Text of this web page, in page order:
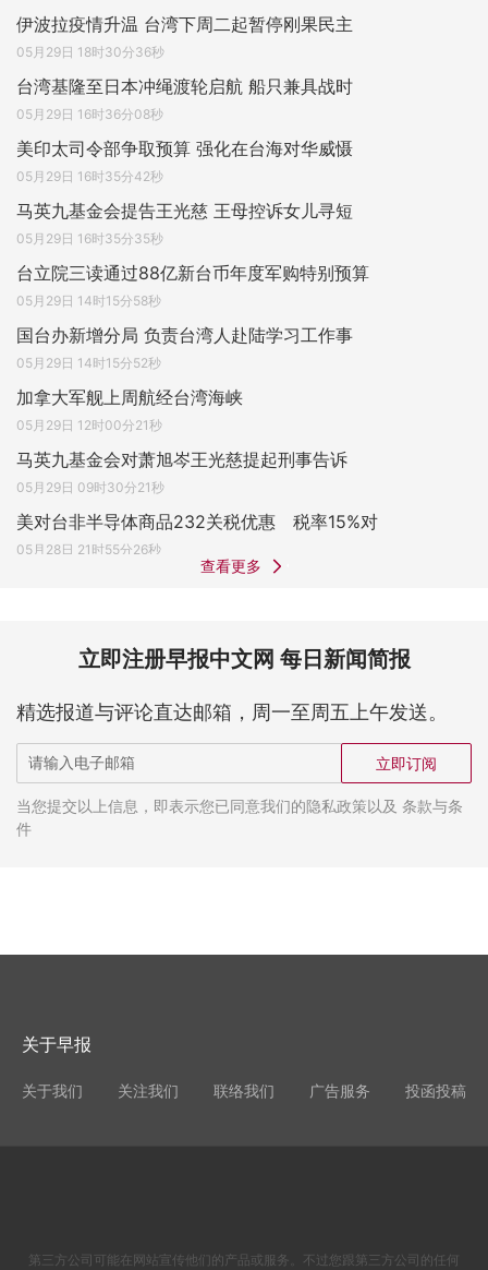
伊波拉疫情升温 台湾下周二起暂停刚果民主
05月29日 18时30分36秒
台湾基隆至日本冲绳渡轮启航 船只兼具战时
05月29日 16时36分08秒
美印太司令部争取预算 强化在台海对华威慑
05月29日 16时35分42秒
马英九基金会提告王光慈 王母控诉女儿寻短
05月29日 16时35分35秒
台立院三读通过88亿新台币年度军购特别预算
05月29日 14时15分58秒
国台办新增分局 负责台湾人赴陆学习工作事
05月29日 14时15分52秒
加拿大军舰上周航经台湾海峡
05月29日 12时00分21秒
马英九基金会对萧旭岑王光慈提起刑事告诉
05月29日 09时30分21秒
美对台非半导体商品232关税优惠 税率15%对
05月28日 21时55分26秒
查看更多
立即注册早报中文网 每日新闻简报
精选报道与评论直达邮箱，周一至周五上午发送。
立即订阅
当您提交以上信息，即表示您已同意我们的隐私政策以及 条款与条
件
关于早报
关于我们 关注我们 联络我们 广告服务 投函投稿
第三方公司可能在网站宣传他们的产品或服务。不过您跟第三方公司的任何